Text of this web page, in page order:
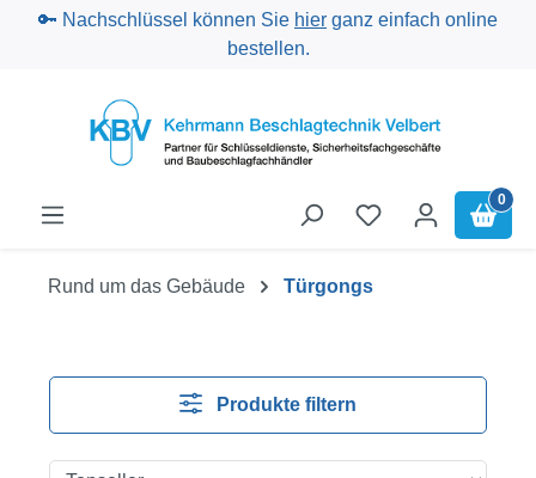
Zum Hauptinhalt springen
🔑 Nachschlüssel können Sie hier ganz einfach online
bestellen.
0
Rund um das Gebäude Türgongs
Produkte filtern